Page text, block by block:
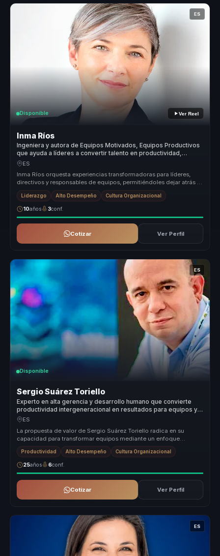
ES
Disponible Ver Reel
Inma Ríos
Ingeniera y autora de Equipos Motivados, Equipos Productivos
que ayuda a líderes a convertir talento en productividad,
cohesión y alto rendimiento.
ES
Inma Ríos orquesta experiencias transformadoras para líderes,
directivos y responsables de equipos, permitiéndoles dejar atrás la
desalin...
Liderazgo Alto Desempeño Cultura Organizacional
10años 3conf.
Cotizar Ver Perfil
ES
Disponible
Sergio Suárez Toriello
Experto en alta gerencia y desarrollo humano que convierte
productividad intergeneracional en resultados para equipos y
empresas.
ES
La propuesta de valor de Sergio Suárez Toriello radica en su
capacidad para transformar equipos mediante un enfoque
innovador y práctico....
Productividad Alto Desempeño Cultura Organizacional
25años 6conf.
Cotizar Ver Perfil
ES